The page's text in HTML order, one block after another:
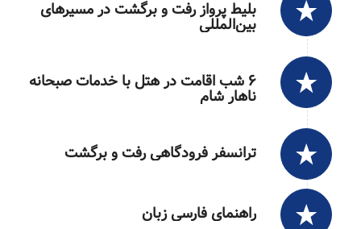
بلیط پرواز رفت و برگشت در مسیرهای
بین‌المللی
۶ شب اقامت در هتل با خدمات صبحانه
ناهار شام
ترانسفر فرودگاهی رفت و برگشت
راهنمای فارسی زبان